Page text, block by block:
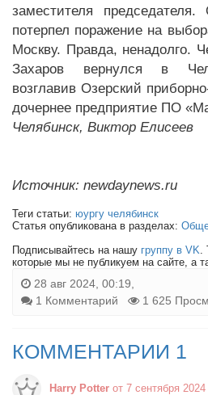
заместителя
потерпел поражение на
Москву. Правда, ненадолго.
Захаров вернулся в
возглавив Озерский
дочернее предприятие ПО
Челябинск, Виктор Елисеев
Источник: newdaynews.ru
Теги статьи: юургу челябинск
Статья опубликована в разделах:
Подписывайтесь на нашу группу в VK
которые мы не публикуем на сайте, а
28 авг 2024, 00:19,
1 Комментарий
1 625
КОММЕНТАРИИ 1
Harry Potter от 7 сентября